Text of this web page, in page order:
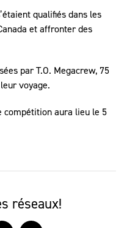
qualifiés dans les
et affronter des
par T.O. Megacrew, 75
voyage.
compétition aura lieu le 5
réseaux!